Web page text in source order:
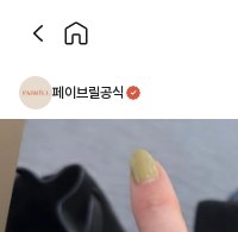
페이브릴공식